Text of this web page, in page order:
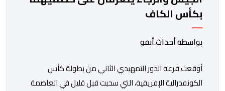
بكأس الكاف
بواسطة أحداث.أنفو
أوقعت قرعة الدور التمهيدي الثاني من بطولة كأس
الكونفدرالية الإفريقية، التي سحبت قبل قليل في العاصمة